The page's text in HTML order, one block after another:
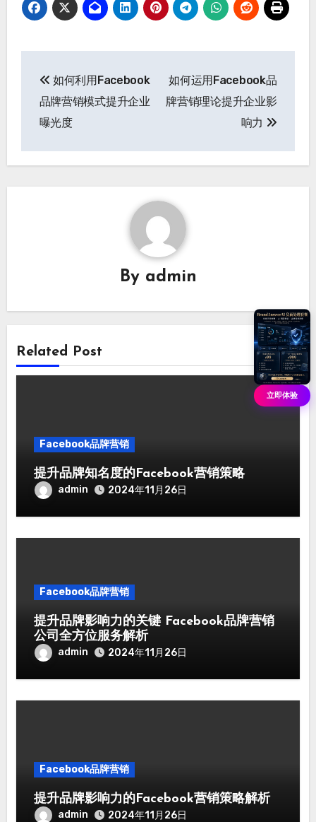
章
导
航
如何利用Facebook
品牌营销模式提升企业
曝光度
如何运用Facebook品
牌营销理论提升企业影
响力
By admin
Related Post
Facebook品牌营销
提升品牌知名度的Facebook营销策略
admin 2024年11月26日
Facebook品牌营销
提升品牌影响力的关键 Facebook品牌营销
公司全方位服务解析
admin 2024年11月26日
Facebook品牌营销
提升品牌影响力的Facebook营销策略解析
admin 2024年11月26日
立即体验